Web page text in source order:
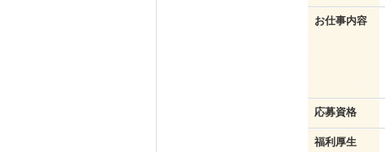
お仕事内容
応募資格
福利厚生